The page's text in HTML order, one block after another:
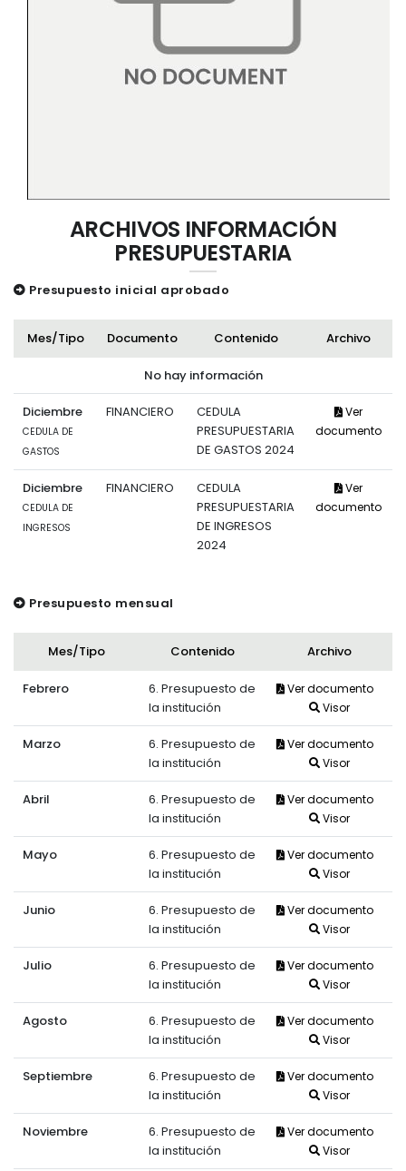
ARCHIVOS INFORMACIÓN
PRESUPUESTARIA
Presupuesto inicial aprobado
Mes/Tipo Documento Contenido Archivo
No hay información
Diciembre
CEDULA DE
GASTOS
FINANCIERO
CEDULA
PRESUPUESTARIA
DE GASTOS 2024
Ver
documento
Diciembre
CEDULA DE
INGRESOS
FINANCIERO
CEDULA
PRESUPUESTARIA
DE INGRESOS
2024
Ver
documento
Presupuesto mensual
Mes/Tipo Contenido Archivo
Febrero
6. Presupuesto de
la institución
Ver documento
Visor
Marzo
6. Presupuesto de
la institución
Ver documento
Visor
Abril
6. Presupuesto de
la institución
Ver documento
Visor
Mayo
6. Presupuesto de
la institución
Ver documento
Visor
Junio
6. Presupuesto de
la institución
Ver documento
Visor
Julio
6. Presupuesto de
la institución
Ver documento
Visor
Agosto
6. Presupuesto de
la institución
Ver documento
Visor
Septiembre
6. Presupuesto de
la institución
Ver documento
Visor
Noviembre
6. Presupuesto de
la institución
Ver documento
Visor